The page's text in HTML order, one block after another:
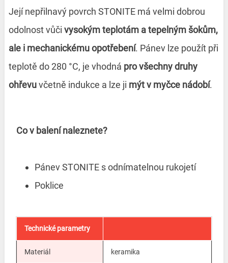
Její nepřilnavý povrch STONITE má velmi dobrou
odolnost vůči vysokým teplotám a tepelným šokům,
ale i mechanickému opotřebení. Pánev lze použít při
teplotě do 280 °C, je vhodná pro všechny druhy
ohřevuvčetně indukce a lze ji mýt v myčce nádobí.
Co v balení naleznete?
Pánev STONITE s odnímatelnou rukojetí
Poklice
Technické parametry
Materiál keramika